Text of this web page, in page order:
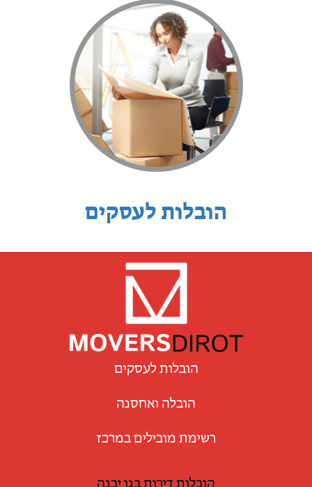
הובלות לעסקים
הובלות לעסקים
הובלה ואחסנה
רשימת מובילים במרכז
הובלות דירות בגן יבנה